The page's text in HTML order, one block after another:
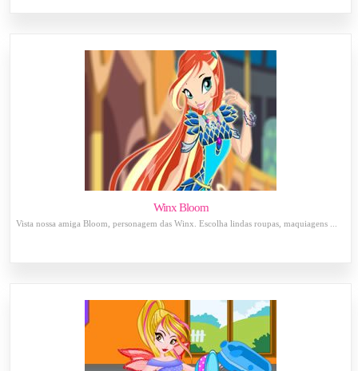
Winx Bloom
Vista nossa amiga Bloom, personagem das Winx. Escolha lindas roupas, maquiagens ...